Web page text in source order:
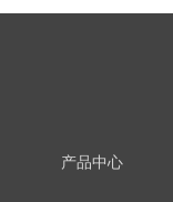
产品中心